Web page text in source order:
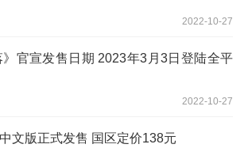
2022-10-27
》官宣发售日期 2023年3月3日登陆全平
2022-10-27
文版正式发售 国区定价138元